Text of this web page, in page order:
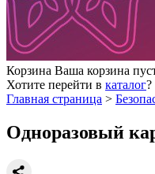
Корзина Ваша корзина
Хотите перейти в каталог?
Главная страница >
Одноразовый